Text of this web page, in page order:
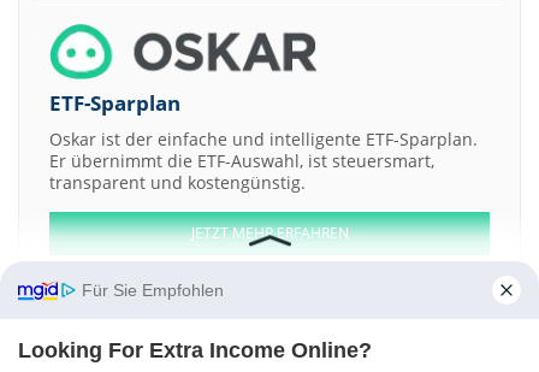
ETF-Sparplan
Oskar ist der einfache und intelligente ETF-Sparplan.
Er übernimmt die ETF-Auswahl, ist steuersmart,
transparent und kostengünstig.
JETZT MEHR ERFAHREN
Für Sie Empfohlen
Looking For Extra Income Online?